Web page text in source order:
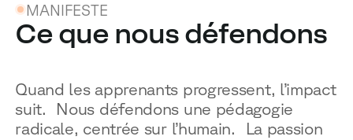
MANIFESTE
Ce que nous défendons
Quand les apprenants progressent, l’impact
suit. Nous défendons une pédagogie
radicale, centrée sur l’humain. La passion